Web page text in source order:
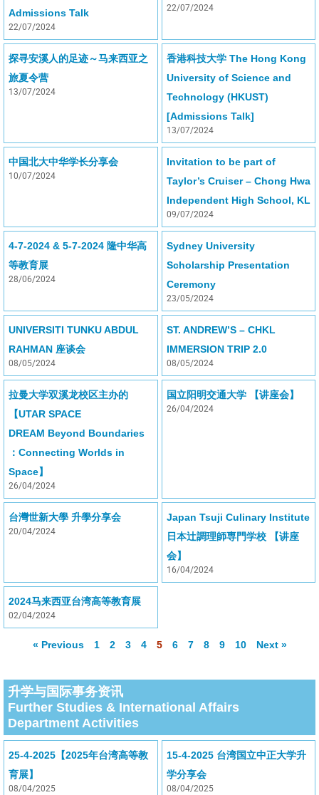
升学与国际事务资讯
Further Studies & International Affairs
Department Activities
25-4-2025【2025年台湾高等教
育展】
08/04/2025
15-4-2025 台湾国立中正大学升
学分享会
08/04/2025
Admissions Talk
22/07/2024
22/07/2024
探寻安溪人的足迹～马来西亚之
旅夏令营
13/07/2024
香港科技大学 The Hong Kong
University of Science and
Technology (HKUST)
[Admissions Talk]
13/07/2024
中国北大中华学长分享会
10/07/2024
Invitation to be part of
Taylor’s Cruiser – Chong Hwa
Independent High School, KL
09/07/2024
4-7-2024 & 5-7-2024 隆中华高
等教育展
28/06/2024
Sydney University
Scholarship Presentation
Ceremony
23/05/2024
UNIVERSITI TUNKU ABDUL
RAHMAN 座谈会
08/05/2024
ST. ANDREW’S – CHKL
IMMERSION TRIP 2.0
08/05/2024
拉曼大学双溪龙校区主办的
【UTAR SPACE
DREAM Beyond Boundaries
：Connecting Worlds in
Space】
26/04/2024
国立阳明交通大学 【讲座会】
26/04/2024
台灣世新大學 升學分享会
20/04/2024
Japan Tsuji Culinary Institute
日本辻調理師専門学校 【讲座
会】
16/04/2024
2024马来西亚台湾高等教育展
02/04/2024
« Previous 1 2 3 4 5 6 7 8 9 10 Next »